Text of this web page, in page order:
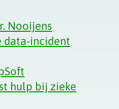
Nooijens
data-incident
hulp bij zieke